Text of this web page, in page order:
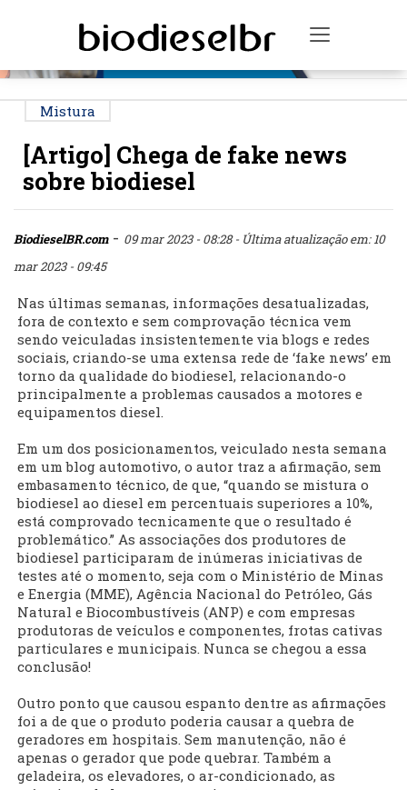
Toggle
Mistura
[Artigo] Chega de fake news
sobre biodiesel
BiodieselBR.com- 09 mar 2023 - 08:28- Última atualização em: 10
mar 2023 - 09:45
Nas últimas semanas, informações desatualizadas,
fora de contexto e sem comprovação técnica vem
sendo veiculadas insistentemente via blogs e redes
sociais, criando-se uma extensa rede de ‘fake news’ em
torno da qualidade do biodiesel, relacionando-o
principalmente a problemas causados a motores e
equipamentos diesel.
Em um dos posicionamentos, veiculado nesta semana
em um blog automotivo, o autor traz a afirmação, sem
embasamento técnico, de que, “quando se mistura o
biodiesel ao diesel em percentuais superiores a 10%,
está comprovado tecnicamente que o resultado é
problemático.” As associações dos produtores de
biodiesel participaram de inúmeras iniciativas de
testes até o momento, seja com o Ministério de Minas
e Energia (MME), Agência Nacional do Petróleo, Gás
Natural e Biocombustíveis (ANP) e com empresas
produtoras de veículos e componentes, frotas cativas
particulares e municipais. Nunca se chegou a essa
conclusão!
Outro ponto que causou espanto dentre as afirmações
foi a de que o produto poderia causar a quebra de
geradores em hospitais. Sem manutenção, não é
apenas o gerador que pode quebrar. Também a
geladeira, os elevadores, o ar-condicionado, as